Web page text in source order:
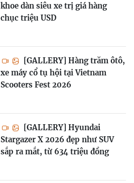
khoe dàn siêu xe trị giá hàng
chục triệu USD
[GALLERY] Hàng trăm ôtô,
xe máy cổ tụ hội tại Vietnam
Scooters Fest 2026
[GALLERY] Hyundai
Stargazer X 2026 đẹp như SUV
sắp ra mắt, từ 634 triệu đồng